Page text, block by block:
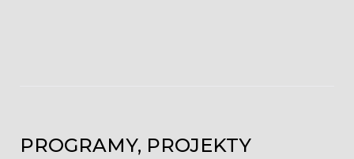
PROGRAMY, PROJEKTY